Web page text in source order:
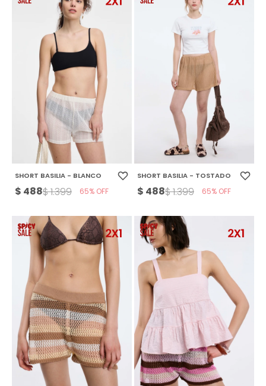
SHORT BASILIA - BLANCO
$ 488$1.399 65
SHORT BASILIA - TOSTADO
$ 488$1.399 65